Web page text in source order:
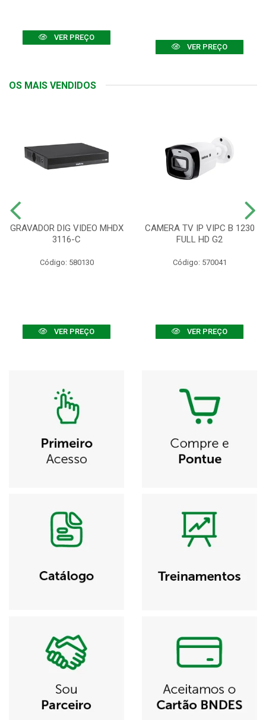
VER PREÇO
VER PREÇO
OS MAIS VENDIDOS
GRAVADOR DIG VIDEO MHDX
3116-C
Código: 580130
VER PREÇO
CAMERA TV IP VIPC B 1230
FULL HD G2
Código: 570041
VER PREÇO